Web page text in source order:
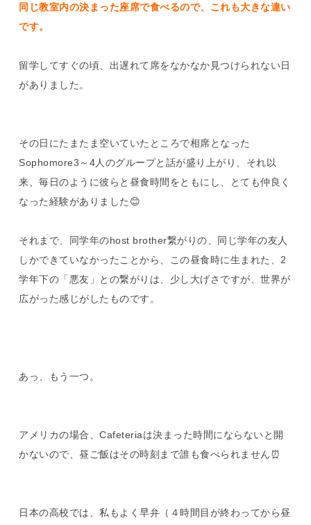
同じ教室内の決まった座席で食べるので、これも大きな違い
です。
留学してすぐの頃、出遅れて席をなかなか見つけられない日
がありました。
その日にたまたま空いていたところで相席となった
Sophomore3～4人のグループと話が盛り上がり、それ以
来、毎日のように彼らと昼食時間をともにし、とても仲良く
なった経験がありました😊
それまで、同学年のhost brother繋がりの、同じ学年の友人
しかできていなかったことから、この昼食時に生まれた、2
学年下の「悪友」との繋がりは、少し大げさですが、世界が
広がった感じがしたものです。
あっ、もう一つ。
アメリカの場合、Cafeteriaは決まった時間にならないと開
かないので、昼ご飯はその時刻まで誰も食べられません⏰
日本の高校では、私もよく早弁（４時間目が終わってから昼